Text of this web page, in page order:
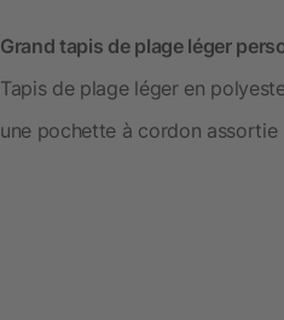
Grand tapis de plage léger
Tapis de plage léger en
une pochette à cordon